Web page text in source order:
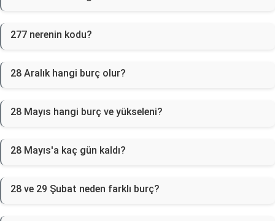
277 nerenin kodu?
28 Aralık hangi burç olur?
28 Mayıs hangi burç ve yükseleni?
28 Mayıs'a kaç gün kaldı?
28 ve 29 Şubat neden farklı burç?